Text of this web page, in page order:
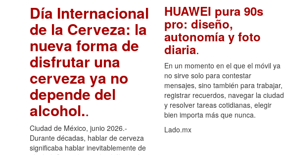
Día Internacional
de la Cerveza: la
nueva forma de
disfrutar una
cerveza ya no
depende del
alcohol..
Ciudad de México, junio 2026.-
Durante décadas, hablar de cerveza
significaba hablar inevitablemente de
HUAWEI pura 90s
pro: diseño,
autonomía y foto
diaria.
En un momento en el que el móvil ya
no sirve solo para contestar
mensajes, sino también para trabajar,
registrar recuerdos, navegar la ciudad
y resolver tareas cotidianas, elegir
bien importa más que nunca.
Lado.mx